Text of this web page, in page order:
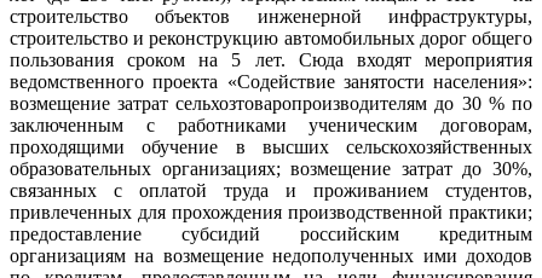
строительство объектов инженерной инфраструктуры,
строительство и реконструкцию автомобильных дорог общего
пользования сроком на 5 лет. Сюда входят мероприятия
ведомственного проекта «Содействие занятости населения»:
возмещение затрат сельхозтоваропроизводителям до 30 % по
заключенным с работниками ученическим договорам,
проходящими обучение в высших сельскохозяйственных
образовательных организациях; возмещение затрат до 30%,
связанных с оплатой труда и проживанием студентов,
привлеченных для прохождения производственной практики;
предоставление субсидий российским кредитным
организациям на возмещение недополученных ими доходов